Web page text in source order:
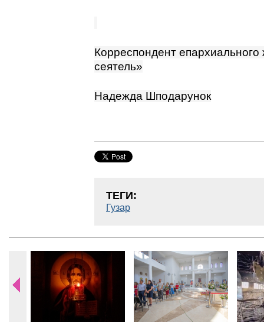
Корреспондент
сеятель»
Надежда Шподарунок
ТЕГИ:
Гузар